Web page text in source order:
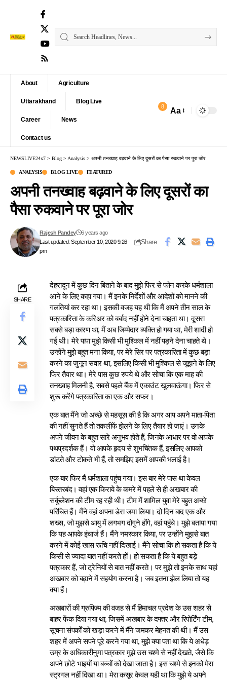
About Agriculture
Uttarakhand Blog Live
Career News
Contact us
8 Aa
NEWSLIVE24x7 > Blog > Analysis > अपनी तनख्वाह बढ़वाने के लिए दूसरों का पैसा रुकवाने पर पूरा जोर
ANALYSIS BLOG LIVE FEATURED
अपनी तनख्वाह बढ़वाने के लिए दूसरों का
पैसा रुकवाने पर पूरा जोर
Last updated: September 10, 2020 9:26
pm
Rajesh Pandey 6 years ago
Share
SHARE
देहरादून में कुछ दिन बिताने के बाद मुझे फिर से फोन करके धर्मशाला
आने के लिए कहा गया। मैं इनके निर्देशों और आदेशों को मानने की
गलतियां कर रहा था। इसकी वजह यह थी कि मैं अपने तीन साल के
पत्रकारिता के करिअर को बर्बाद नहीं होने देना चाहता था। दूसरा
सबसे बड़ा कारण था, मैं अब जिम्मेदार व्यक्ति हो गया था, मेरी शादी हो
गई थी। मेरे पापा मुझे किसी भी मुश्किल में नहीं पड़ने देना चाहते थे।
उन्होंने मुझे बहुत मना किया, पर मेरे सिर पर पत्रकारिता में कुछ बड़ा
करने का जुनून सवार था, इसलिए किसी भी मुश्किल से जूझने के लिए
फिर तैयार था। मेरे पास कुछ रुपये थे और सोचा कि एक माह की
तनख्वाह मिलनी है, सबसे पहले बैंक में एकाउंट खुलवाऊंगा। फिर से
शुरू करेंगे पत्रकारिता का एक और सफर।
एक बात मैंने जो अच्छे से महसूस की है कि अगर आप अपने माता-पिता
की नहीं सुनते हैं तो तकलीफें झेलने के लिए तैयार हो जाएं। उनके
अपने जीवन के बहुत सारे अनुभव होते हैं, जिनके आधार पर वो आपके
पथप्रदर्शक हैं। वो आपके हृदय से शुभचिंतक हैं, इसलिए आपको
डांटते और टोकते भी हैं, तो समझिए इसमें आपकी भलाई है।
एक बार फिर मैं धर्मशाला पहुंच गया। इस बार मेरे पास था केवल
बिस्तरबंद। वहां एक किराये के कमरे में पहले से ही अखबार की
सर्कुलेशन की टीम रह रही थी। टीम में शामिल युवा मेरे बहुत अच्छे
परिचित हैं। मैंने वहां अपना डेरा जमा लिया। दो दिन बाद एक और
शख्स, जो मुझसे आयु में लगभग दोगुने होंगे, वहां पहुंचे। मुझे बताया गया
कि यह आपके इंचार्ज हैं। मैंने नमस्कार किया, पर उन्होंने मुझसे बात
करने में कोई खास रूचि नहीं दिखाई। मैंने सोचा कि हो सकता है कि ये
किसी से ज्यादा बात नहीं करते हों। हो सकता है कि ये बहुत बड़े
पत्रकार हैं, जो ट्रेनियों से बात नहीं करते। पर मुझे तो इनके साथ यहां
अखबार को बढ़ाने में सहयोग करना है। जब इतना झेल लिया तो यह
क्या हैं।
अखबारों की ग्रुपिज्म की वजह से मैं हिमाचल प्रदेश के उस शहर से
बाहर फेंक दिया गया था, जिसमें अखबार के दफ्तर और रिपोर्टिंग टीम,
सूचना संपर्कों को खड़ा करने में मैंने जमकर मेहनत की थी। मैं उस
शहर में अपने सपने पूरे करने गया था, मुझे क्या पता था कि ये अधेड़
उम्र के अधिकारीनुमा पत्रकार मुझे उस चश्मे से नहीं देखते, जैसे कि
अपने छोटे भाइयों या बच्चों को देखा जाता है। इस चश्मे से इनको मेरा
स्ट्रगल नहीं दिखा था। मेरा कसूर केवल यही था कि मुझे ये अपने